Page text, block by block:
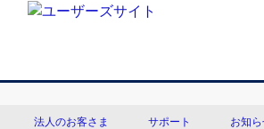
法人のお客さま サポート お知